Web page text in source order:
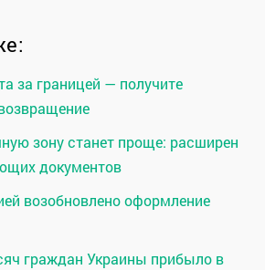
за границей — получите
зону станет проще: расширен
документов
возобновлено оформление
граждан Украины прибыло в